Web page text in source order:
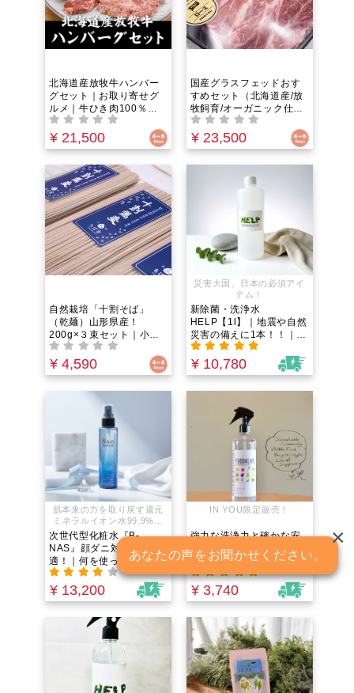
北海道産放牧牛ハンバー
グセット｜お取り寄せグ
ルメ｜牛ひき肉100％グ
ラスフェッドビーフでつ
くる国産オーガニック仕
様のハンバーグをご自宅
大切な人の健康を守る。
¥ 21,500
国産グラスフェッドおす
すめセット（北海道産/放
牧飼育/オーガニック仕
様）お取り寄せグルメで
幸せ気分。家族や自分へ
のご褒美にの特別時間を
¥ 23,500
自然栽培「十割そば」
（乾麺）山形県産！
200g×３束セット｜小麦
粉一切不使用。無化学肥
料/無農薬（農薬不使用）
「そば湯」で〆る！海外
¥ 4,590
災害大国、日本の必須アイ
テム！
新除菌・洗浄水
HELP【1l】｜地震や自然
災害の備えに1本！！｜大
手精密機器、カメラのレ
ンズの生産工場やリフォ
ーム清掃会社などの専門
さを兼ね備えた次世代型
の衛生対策品｜コロナ禍
ではinyoumarketでも売
り上げ立て続けに1位を獲
¥ 10,780
肌本来の力を取り戻す還元
ミネラルイオン水99.9%だ
けの全く新しいコスメ！
次世代型化粧水『B-
NAS』顔ダニ対策にも最
適！｜何を使ってもブツ
ブツが気になるという方
へ！肌本来の力を取り戻
す還元ミネラルイオン水
コスメ！
¥ 13,200
IN YOU限定販売！
強力な洗浄力と確かな安
全性を兼ね備え、 食材を
美味しくすることもでき
る 次世代型の食品用洗浄
水「FOODALIVE」 IN
YOU限定販売！
¥ 3,740
×
あなたの声をお聞かせください。